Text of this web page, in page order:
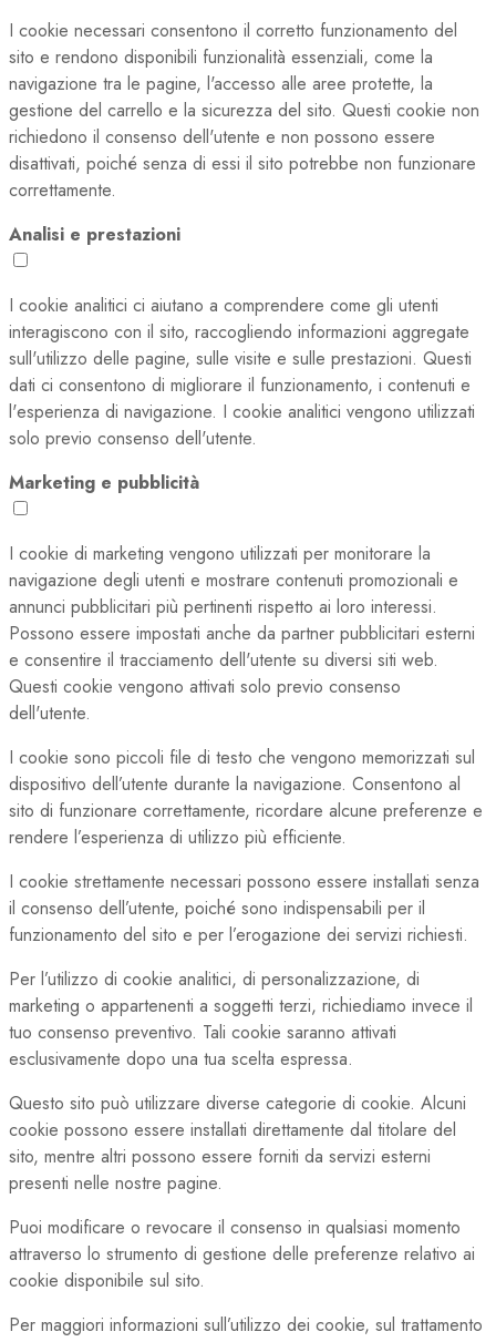
I cookie necessari consentono il corretto funzionamento del
sito e rendono disponibili funzionalità essenziali, come la
navigazione tra le pagine, l'accesso alle aree protette, la
gestione del carrello e la sicurezza del sito. Questi cookie non
richiedono il consenso dell'utente e non possono essere
disattivati, poiché senza di essi il sito potrebbe non funzionare
correttamente.
Analisi e prestazioni
I cookie analitici ci aiutano a comprendere come gli utenti
interagiscono con il sito, raccogliendo informazioni aggregate
sull'utilizzo delle pagine, sulle visite e sulle prestazioni. Questi
dati ci consentono di migliorare il funzionamento, i contenuti e
l'esperienza di navigazione. I cookie analitici vengono utilizzati
solo previo consenso dell'utente.
Marketing e pubblicità
I cookie di marketing vengono utilizzati per monitorare la
navigazione degli utenti e mostrare contenuti promozionali e
annunci pubblicitari più pertinenti rispetto ai loro interessi.
Possono essere impostati anche da partner pubblicitari esterni
e consentire il tracciamento dell'utente su diversi siti web.
Questi cookie vengono attivati solo previo consenso
dell'utente.
I cookie sono piccoli file di testo che vengono memorizzati sul
dispositivo dell’utente durante la navigazione. Consentono al
sito di funzionare correttamente, ricordare alcune preferenze e
rendere l’esperienza di utilizzo più efficiente.
I cookie strettamente necessari possono essere installati senza
il consenso dell’utente, poiché sono indispensabili per il
funzionamento del sito e per l’erogazione dei servizi richiesti.
Per l’utilizzo di cookie analitici, di personalizzazione, di
marketing o appartenenti a soggetti terzi, richiediamo invece il
tuo consenso preventivo. Tali cookie saranno attivati
esclusivamente dopo una tua scelta espressa.
Questo sito può utilizzare diverse categorie di cookie. Alcuni
cookie possono essere installati direttamente dal titolare del
sito, mentre altri possono essere forniti da servizi esterni
presenti nelle nostre pagine.
Puoi modificare o revocare il consenso in qualsiasi momento
attraverso lo strumento di gestione delle preferenze relativo ai
cookie disponibile sul sito.
Per maggiori informazioni sull’utilizzo dei cookie, sul trattamento